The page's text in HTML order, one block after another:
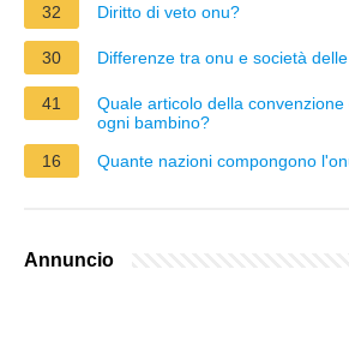
32 Diritto di veto onu?
30 Differenze tra onu e società
41
Quale articolo della
ogni bambino?
16
Quante nazioni compongono
Annuncio